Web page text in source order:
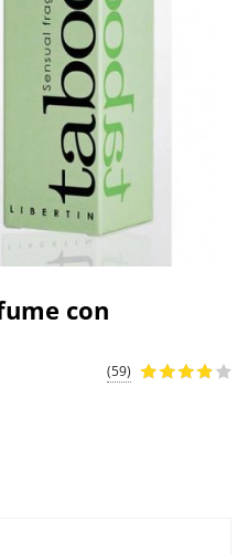
con
(59)